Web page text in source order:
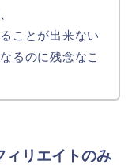
ことが出来ない
るのに残念なこ
ィリエイトのみ